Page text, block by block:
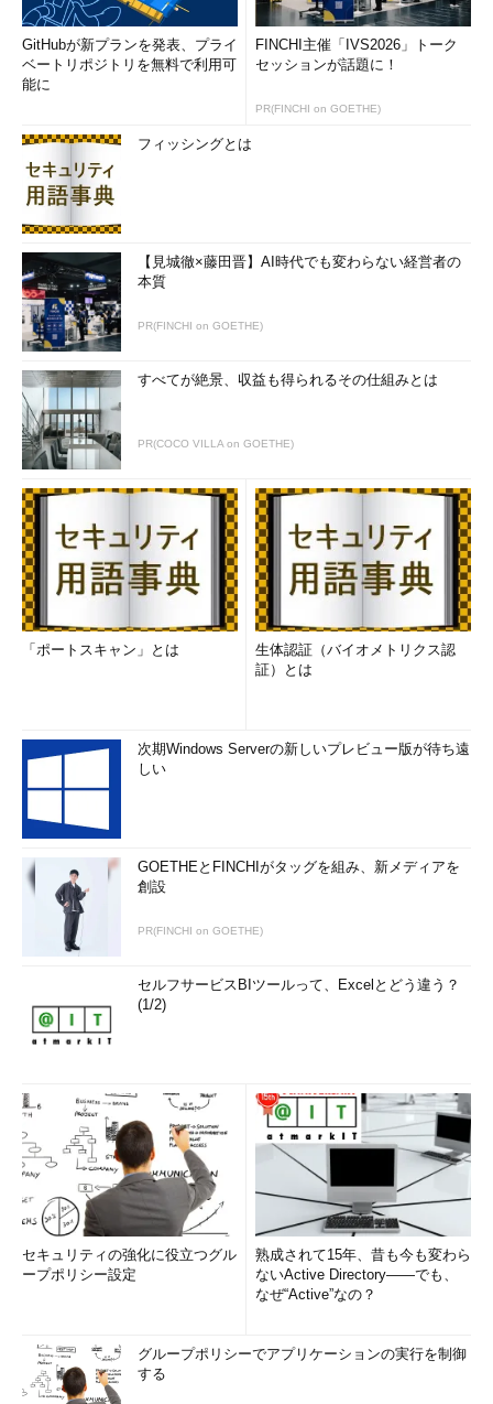
リリースの初回のWindows Update。Anniversary Update
象として検出された
Windows 10 HomeはCBのみで提供されます。Windows 10
Pro、Enterprise、Educationは、既定はCBですが、CBBに変更可
能です。この他、ボリュームライセンスを通じて、新機能が追加
提供されない固定化バージョンである「Long Term Services
Branch（LTSB）」があります。こちらは、これまで年に1回のペ
ースで「Windows 10 Enterprise 2015 LTSB（ビルド10240
版）」と「Windows 10 Enterprise 2016 LTSB（ビルド1607
新プログラムのサポートが提供されます（2015 LTSBは2025年10
月14日まで、2016 LTSBは2026年10月13日まで）。
ンを固定したい
GitHubが新プランを発表、プライ
ベートリポジトリを無料で利用可
能に
FINCHI主催「IVS2026」トーク
セッションが話題に！
PR(FINCHI on GOETHE)
フィッシングとは
【見城徹×藤田晋】AI時代でも変わらない経営者の
本質
PR(FINCHI on GOETHE)
すべてが絶景、収益も得られるその仕組みとは
PR(COCO VILLA on GOETHE)
「ポートスキャン」とは
生体認証（バイオメトリクス認
証）とは
次期Windows Serverの新しいプレビュー版が待ち遠
しい
GOETHEとFINCHIがタッグを組み、新メディアを
創設
PR(FINCHI on GOETHE)
セルフサービスBIツールって、Excelとどう違う？
(1/2)
セキュリティの強化に役立つグル
ープポリシー設定
熟成されて15年、昔も今も変わら
ないActive Directory――でも、
なぜ“Active”なの？
グループポリシーでアプリケーションの実行を制御
する